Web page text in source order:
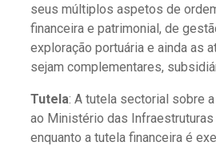
seus múltiplos aspetos de
financeira e patrimonial, de
exploração portuária e ainda as
sejam complementares,
Tutela: A tutela sectorial sobre
ao Ministério das Infraestruturas
enquanto a tutela financeira é